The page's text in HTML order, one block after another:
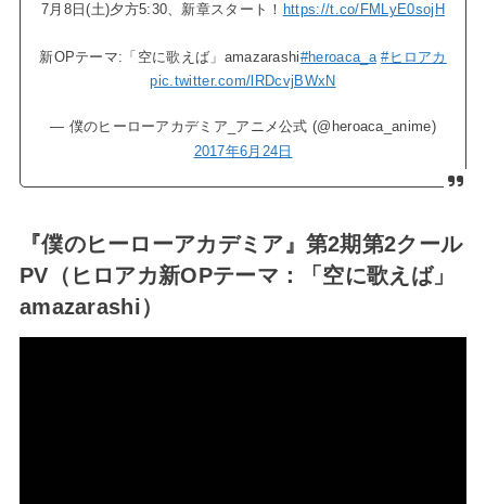
7月8日(土)夕方5:30、新章スタート！ https://t.co/FMLyE0sojH
新OPテーマ:「空に歌えば」amazarashi#heroaca_a #ヒロアカ
pic.twitter.com/lRDcvjBWxN
— 僕のヒーローアカデミア_アニメ公式 (@heroaca_anime)
2017年6月24日
『僕のヒーローアカデミア』第2期第2クール
PV（ヒロアカ新OPテーマ：「空に歌えば」
amazarashi）